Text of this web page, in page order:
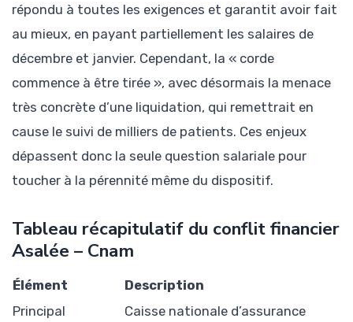
répondu à toutes les exigences et garantit avoir fait
au mieux, en payant partiellement les salaires de
décembre et janvier. Cependant, la « corde
commence à être tirée », avec désormais la menace
très concrète d’une liquidation, qui remettrait en
cause le suivi de milliers de patients. Ces enjeux
dépassent donc la seule question salariale pour
toucher à la pérennité même du dispositif.
Tableau récapitulatif du conflit financier
Asalée – Cnam
Élément
Description
Principal
Caisse nationale d’assurance